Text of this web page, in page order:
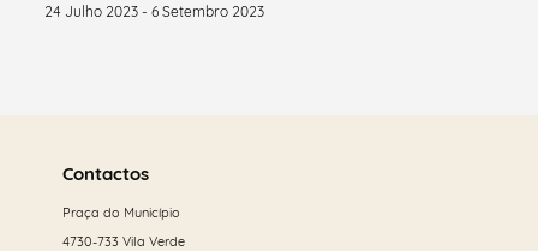
24 Julho 2023 - 6 Setembro 2023
maisContactos
Praça do Município
4730-733 Vila Verde